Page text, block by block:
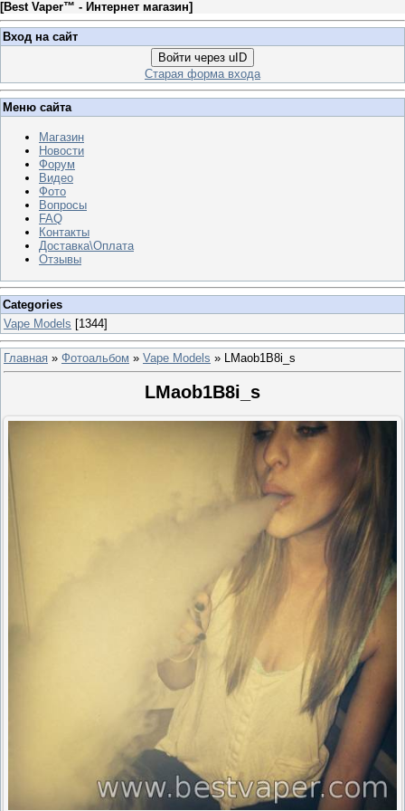
[Best Vaper™ - Интернет магазин]
Вход на сайт
Войти через uID
Старая форма входа
Меню сайта
Магазин
Новости
Форум
Видео
Фото
Вопросы
FAQ
Контакты
Доставка\Оплата
Отзывы
Categories
Vape Models [1344]
Главная » Фотоальбом » Vape Models » LMaob1B8i_s
LMaob1B8i_s